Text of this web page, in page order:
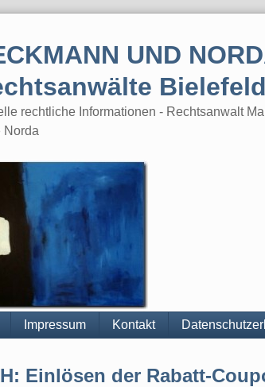
UND
Bielefeld
rechtliche Informationen - Rechtsanwalt
Norda
Impressum Kontakt
Einlösen der Rabatt-